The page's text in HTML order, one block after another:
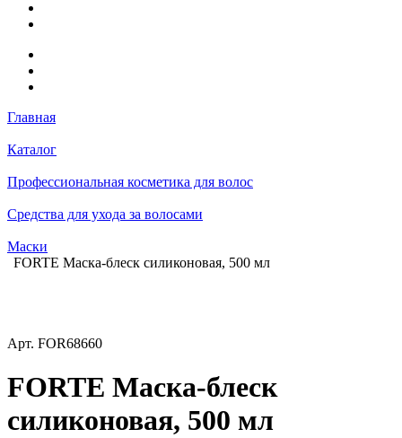
Главная
Каталог
Профессиональная косметика для волос
Средства для ухода за волосами
Маски
FORTE Маска-блеск силиконовая, 500 мл
Арт. FOR68660
FORTE Маска-блеск
силиконовая, 500 мл